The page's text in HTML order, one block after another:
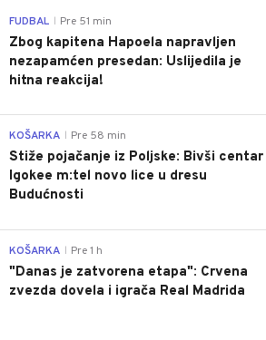
FUDBAL Pre 51 min
Zbog kapitena Hapoela napravljen
nezapamćen presedan: Uslijedila je
hitna reakcija!
KOŠARKA Pre 58 min
Stiže pojačanje iz Poljske: Bivši centar
Igokee m:tel novo lice u dresu
Budućnosti
KOŠARKA Pre 1 h
"Danas je zatvorena etapa": Crvena
zvezda dovela i igrača Real Madrida